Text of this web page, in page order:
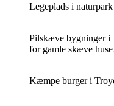
Legeplads i
Pilskæve bygninger i
for gamle skæve
Kæmpe burger i